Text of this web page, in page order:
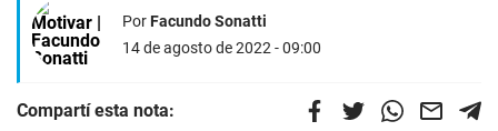
PorFacundo Sonatti
14 de agosto de 2022 - 09:00
Compartí esta nota: